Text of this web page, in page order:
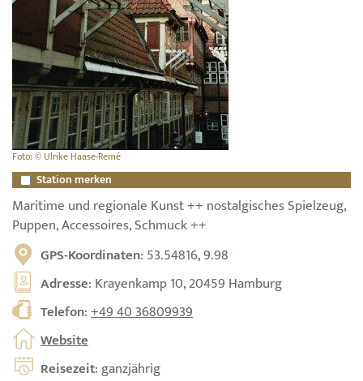
Foto: © Ulrike Haase-Remé
Station merken
Maritime und regionale Kunst ++ nostalgisches Spielzeug,
Puppen, Accessoires, Schmuck ++
GPS-Koordinaten: 53.54816, 9.98
Adresse: Krayenkamp 10, 20459 Hamburg
Telefon:+49 40 36809939
Website
Reisezeit: ganzjährig